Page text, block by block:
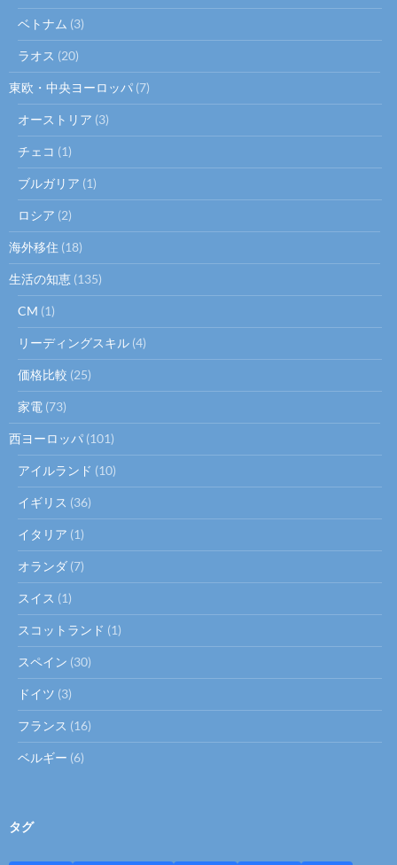
ベトナム (3)
ラオス (20)
東欧・中央ヨーロッパ (7)
オーストリア (3)
チェコ (1)
ブルガリア (1)
ロシア (2)
海外移住 (18)
生活の知恵 (135)
CM (1)
リーディングスキル (4)
価格比較 (25)
家電 (73)
西ヨーロッパ (101)
アイルランド (10)
イギリス (36)
イタリア (1)
オランダ (7)
スイス (1)
スコットランド (1)
スペイン (30)
ドイツ (3)
フランス (16)
ベルギー (6)
タグ